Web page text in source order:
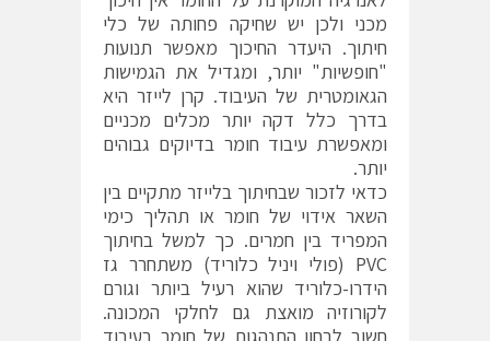
מכני ולכן יש שחיקה פחותה של כלי
חיתוך. היעדר החיכוך מאפשר תנועות
"חופשיות" יותר, ומגדיל את הגמישות
הגאומטרית של העיבוד. קרן לייזר היא
בדרך כלל דקה יותר מכלים מכניים
ומאפשרת עיבוד חומר בדיוקים גבוהים
יותר.
כדאי לזכור שבחיתוך בלייזר מתקיים בין
השאר אידוי של חומר או תהליך כימי
המפריד בין חמרים. כך למשל בחיתוך
PVC (פולי ויניל כלוריד) משתחרר גז
הידרו-כלוריד שהוא רעיל ביותר וגורם
לקורוזיה מואצת גם לחלקי המכונה.
חשוב לבחון התנהגות של חומר בעיבוד